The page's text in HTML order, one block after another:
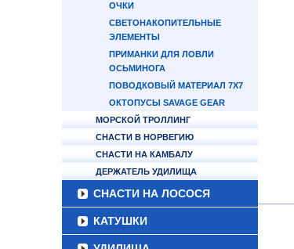
ОЧКИ
СВЕТОНАКОПИТЕЛЬНЫЕ
ЭЛЕМЕНТЫ
ПРИМАНКИ ДЛЯ ЛОВЛИ
ОСЬМИНОГА
ПОВОДКОВЫЙ МАТЕРИАЛ 7Х7
ОКТОПУСЫ SAVAGE GEAR
МОРСКОЙ ТРОЛЛИНГ
СНАСТИ В НОРВЕГИЮ
СНАСТИ НА КАМБАЛУ
ДЕРЖАТЕЛЬ УДИЛИЩА
СНАСТИ НА ЛОСОСЯ
КАТУШКИ